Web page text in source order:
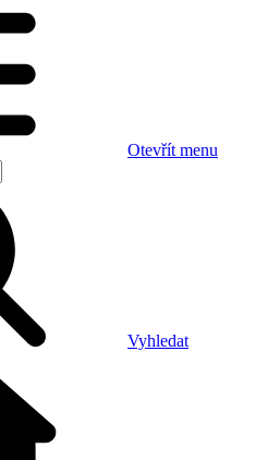
Otevřít menu
Vyhledat